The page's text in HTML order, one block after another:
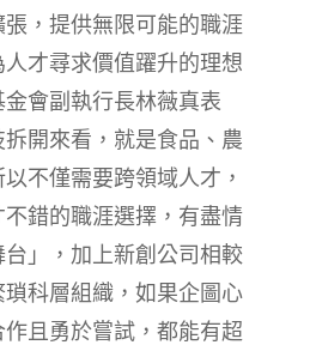
，提供無限可能的職涯
才尋求價值躍升的理想
會副執行長林薇真表
開來看，就是食品、農
不僅需要跨領域人才，
錯的職涯選擇，有盡情
」，加上新創公司相較
科層組織，如果企圖心
且勇於嘗試，都能有超